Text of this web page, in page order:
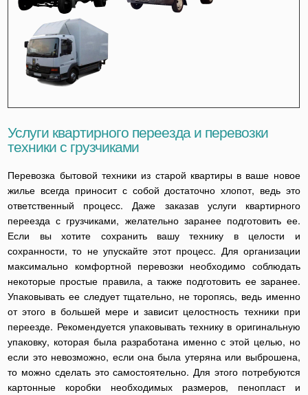
Услуги квартирного переезда и перевозки
техники с грузчиками
Перевозка бытовой техники из старой квартиры в ваше новое
жилье всегда приносит с собой достаточно хлопот, ведь это
ответственный процесс. Даже заказав услуги квартирного
переезда с грузчиками, желательно заранее подготовить ее.
Если вы хотите сохранить вашу технику в целости и
сохранности, то не упускайте этот процесс. Для организации
максимально комфортной перевозки необходимо соблюдать
некоторые простые правила, а также подготовить ее заранее.
Упаковывать ее следует тщательно, не торопясь, ведь именно
от этого в большей мере и зависит целостность техники при
переезде. Рекомендуется упаковывать технику в оригинальную
упаковку, которая была разработана именно с этой целью, но
если это невозможно, если она была утеряна или выброшена,
то можно сделать это самостоятельно. Для этого потребуются
картонные коробки необходимых размеров, пенопласт и